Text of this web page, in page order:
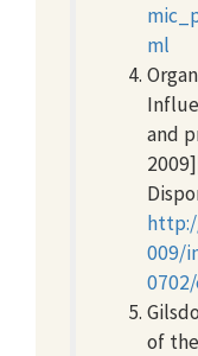
ml
and
009/
of